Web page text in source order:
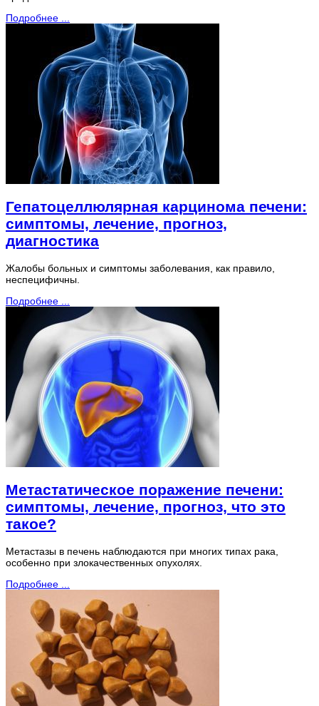
Подробнее ...
Гепатоцеллюлярная карцинома печени:
симптомы, лечение, прогноз,
диагностика
Жалобы больных и симптомы заболевания, как правило,
неспецифичны.
Подробнее ...
Метастатическое поражение печени:
симптомы, лечение, прогноз, что это
такое?
Метастазы в печень наблюдаются при многих типах рака,
особенно при злокачественных опухолях.
Подробнее ...